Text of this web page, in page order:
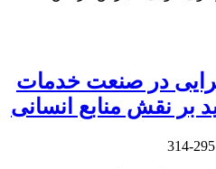
در صنعت خدمات
بر نقش منابع انسانی
295-314